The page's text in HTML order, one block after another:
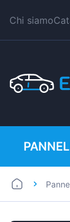
Chi siamo
Auto